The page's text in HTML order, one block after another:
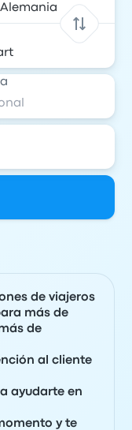
de viajeros
más de
de
al cliente
ayudarte en
y te